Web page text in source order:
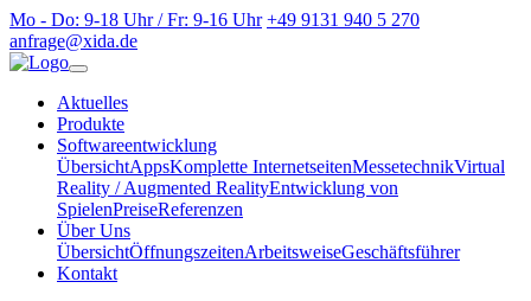
Mo - Do: 9-18 Uhr / Fr: 9-16 Uhr +49 9131 940 5 270
anfrage@xida.de
Aktuelles
Produkte
Softwareentwicklung
ÜbersichtAppsKomplette InternetseitenMessetechnikVirtual
Reality / Augmented RealityEntwicklung von
SpielenPreiseReferenzen
Über Uns
ÜbersichtÖffnungszeitenArbeitsweiseGeschäftsführer
Kontakt